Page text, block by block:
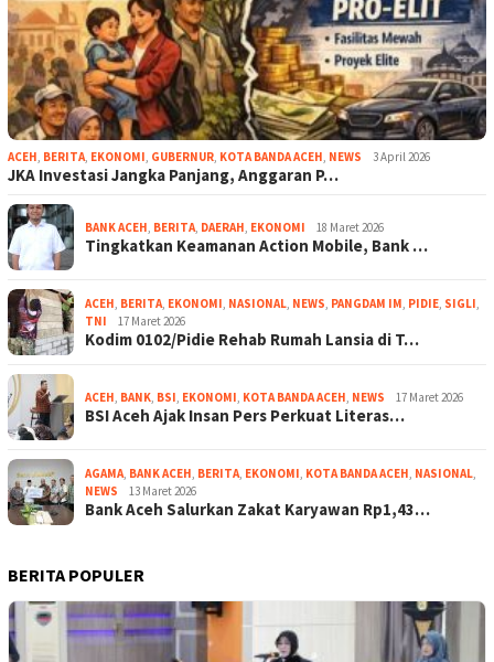
ACEH, BERITA, EKONOMI, GUBERNUR, KOTA BANDA ACEH, NEWS 3 April 2026
JKA Investasi Jangka Panjang, Anggaran P…
BANK ACEH, BERITA, DAERAH, EKONOMI 18 Maret 2026
Tingkatkan Keamanan Action Mobile, Bank …
ACEH, BERITA, EKONOMI, NASIONAL, NEWS, PANGDAM IM, PIDIE, SIGLI,
TNI
17 Maret 2026
Kodim 0102/Pidie Rehab Rumah Lansia di T…
ACEH, BANK, BSI, EKONOMI, KOTA BANDA ACEH, NEWS 17 Maret 2026
BSI Aceh Ajak Insan Pers Perkuat Literas…
AGAMA, BANK ACEH, BERITA, EKONOMI, KOTA BANDA ACEH, NASIONAL,
NEWS
13 Maret 2026
Bank Aceh Salurkan Zakat Karyawan Rp1,43…
BERITA POPULER